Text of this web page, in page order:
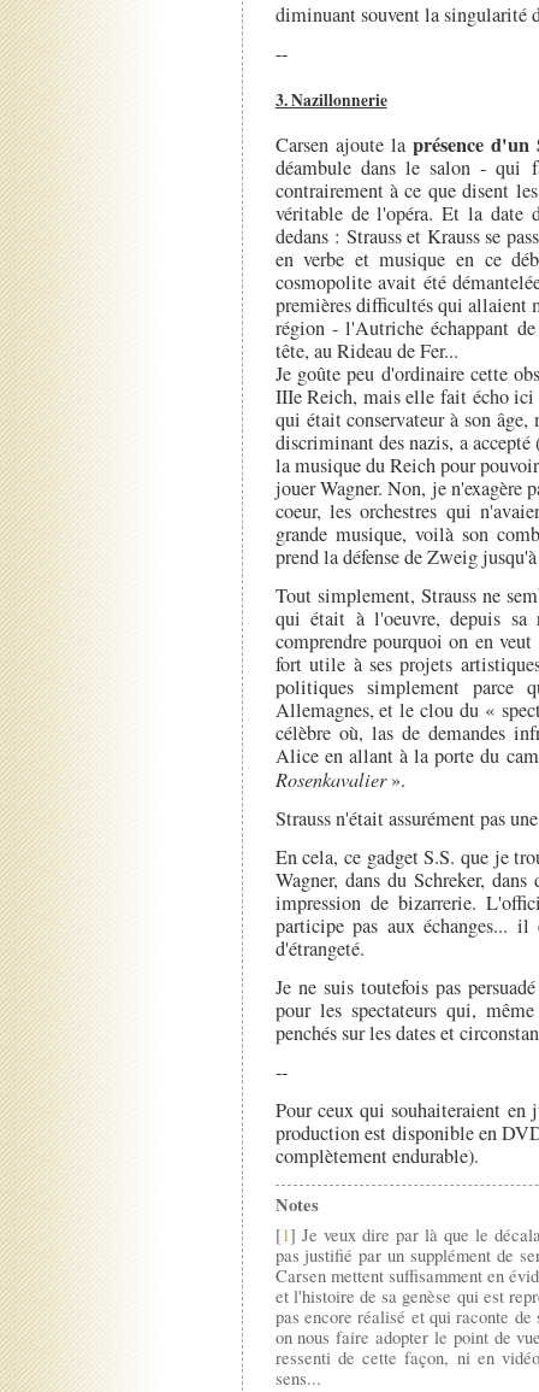
diminuant souvent la singularité
--
3. Nazillonnerie
Carsen ajoute la présence d'un
déambule dans le salon - qui
contrairement à ce que disent
véritable de l'opéra. Et la date
dedans : Strauss et Krauss se
en verbe et musique en ce
cosmopolite avait été
premières difficultés qui allaient
région - l'Autriche échappant de
tête, au Rideau de Fer...
Je goûte peu d'ordinaire cette
IIIe Reich, mais elle fait écho ici
qui était conservateur à son
discriminant des nazis, a accepté
la musique du Reich pour
jouer Wagner. Non, je
coeur, les orchestres qui
grande musique, voilà son
prend la défense de Zweig
Tout simplement, Strauss ne
qui était à l'oeuvre, depuis
comprendre pourquoi on en
fort utile à ses projets
politiques simplement
Allemagnes, et le clou du «
célèbre où, las de demandes
Alice en allant à la porte du
Rosenkavalier».
Strauss n'était assurément pas
En cela, ce gadget S.S. que je
Wagner, dans du Schreker,
impression de bizarrerie.
participe pas aux échanges...
d'étrangeté.
Je ne suis toutefois pas
pour les spectateurs qui,
penchés sur les dates et
--
Pour ceux qui souhaiteraient en
production est disponible en
complètement endurable).
Notes
[1] Je veux dire par là que le
pas justifié par un supplément de
Carsen mettent suffisamment en
et l'histoire de sa genèse qui est
pas encore réalisé et qui raconte
on nous faire adopter le point de
ressenti de cette façon, ni en
sens...